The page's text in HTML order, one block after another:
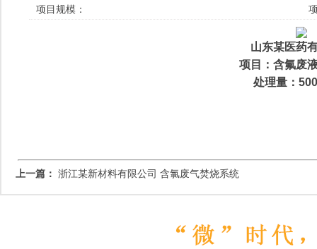
项目规模：
山东某医药
项目：含氟废
处理量：
上一篇： 浙江某新材料有限公司 含氯废气焚烧系统